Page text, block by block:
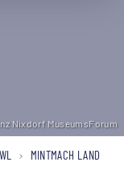
Nixdorf MuseumsForum
Nixdorf MuseumsForum
Nixdorf MuseumsForum
MINTMACH LAND